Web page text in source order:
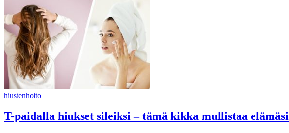
hiustenhoito
T-paidalla hiukset sileiksi – tämä kikka mullistaa elämäsi